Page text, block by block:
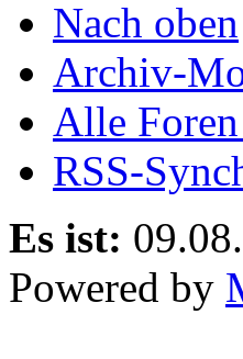
Nach oben
Archiv-
Alle
RSS-
Es ist:
Powered by